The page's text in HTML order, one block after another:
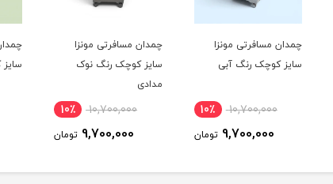
چمدان مسافرتی مونزا
سایز کوچک رنگ آبی
10,700,000 10٪
9,700,000 تومان
چمدان مسافرتی مونزا
سایز کوچک رنگ نوک
مدادی
10,700,000 10٪
9,700,000 تومان